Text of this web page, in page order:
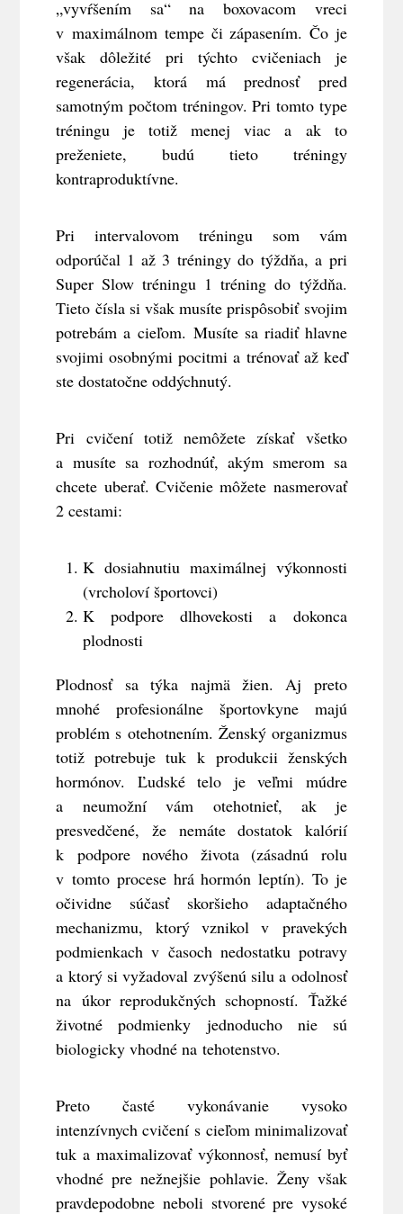
„vyvŕšením sa“ na boxovacom vreci
v maximálnom tempe či zápasením. Čo je
však dôležité pri týchto cvičeniach je
regenerácia, ktorá má prednosť pred
samotným počtom tréningov. Pri tomto type
tréningu je totiž menej viac a ak to
preženiete, budú tieto tréningy
kontraproduktívne.
Pri intervalovom tréningu som vám
odporúčal 1 až 3 tréningy do týždňa, a pri
Super Slow tréningu 1 tréning do týždňa.
Tieto čísla si však musíte prispôsobiť svojim
potrebám a cieľom. Musíte sa riadiť hlavne
svojimi osobnými pocitmi a trénovať až keď
ste dostatočne oddýchnutý.
Pri cvičení totiž nemôžete získať všetko
a musíte sa rozhodnúť, akým smerom sa
chcete uberať. Cvičenie môžete nasmerovať
2 cestami:
K dosiahnutiu maximálnej výkonnosti
(vrcholoví športovci)
K podpore dlhovekosti a dokonca
plodnosti
Plodnosť sa týka najmä žien. Aj preto
mnohé profesionálne športovkyne majú
problém s otehotnením. Ženský organizmus
totiž potrebuje tuk k produkcii ženských
hormónov. Ľudské telo je veľmi múdre
a neumožní vám otehotnieť, ak je
presvedčené, že nemáte dostatok kalórií
k podpore nového života (zásadnú rolu
v tomto procese hrá hormón leptín). To je
očividne súčasť skoršieho adaptačného
mechanizmu, ktorý vznikol v pravekých
podmienkach v časoch nedostatku potravy
a ktorý si vyžadoval zvýšenú silu a odolnosť
na úkor reprodukčných schopností. Ťažké
životné podmienky jednoducho nie sú
biologicky vhodné na tehotenstvo.
Preto časté vykonávanie vysoko
intenzívnych cvičení s cieľom minimalizovať
tuk a maximalizovať výkonnosť, nemusí byť
vhodné pre nežnejšie pohlavie. Ženy však
pravdepodobne neboli stvorené pre vysoké